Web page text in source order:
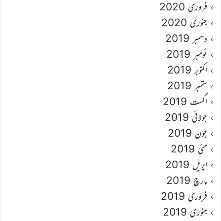
فروری 2020
جنوری 2020
دسمبر 2019
نومبر 2019
اکتوبر 2019
ستمبر 2019
اگست 2019
جولائی 2019
جون 2019
مئی 2019
اپریل 2019
مارچ 2019
فروری 2019
جنوری 2019